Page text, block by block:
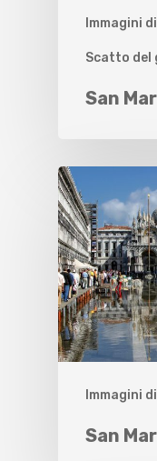
Immagini
Scatto del
San
Immagini
San